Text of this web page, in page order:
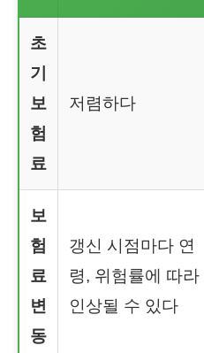
초
기
보
험
료
저렴하다
보
험
료
변
동
갱신 시점마다 연
령, 위험률에 따라
인상될 수 있다